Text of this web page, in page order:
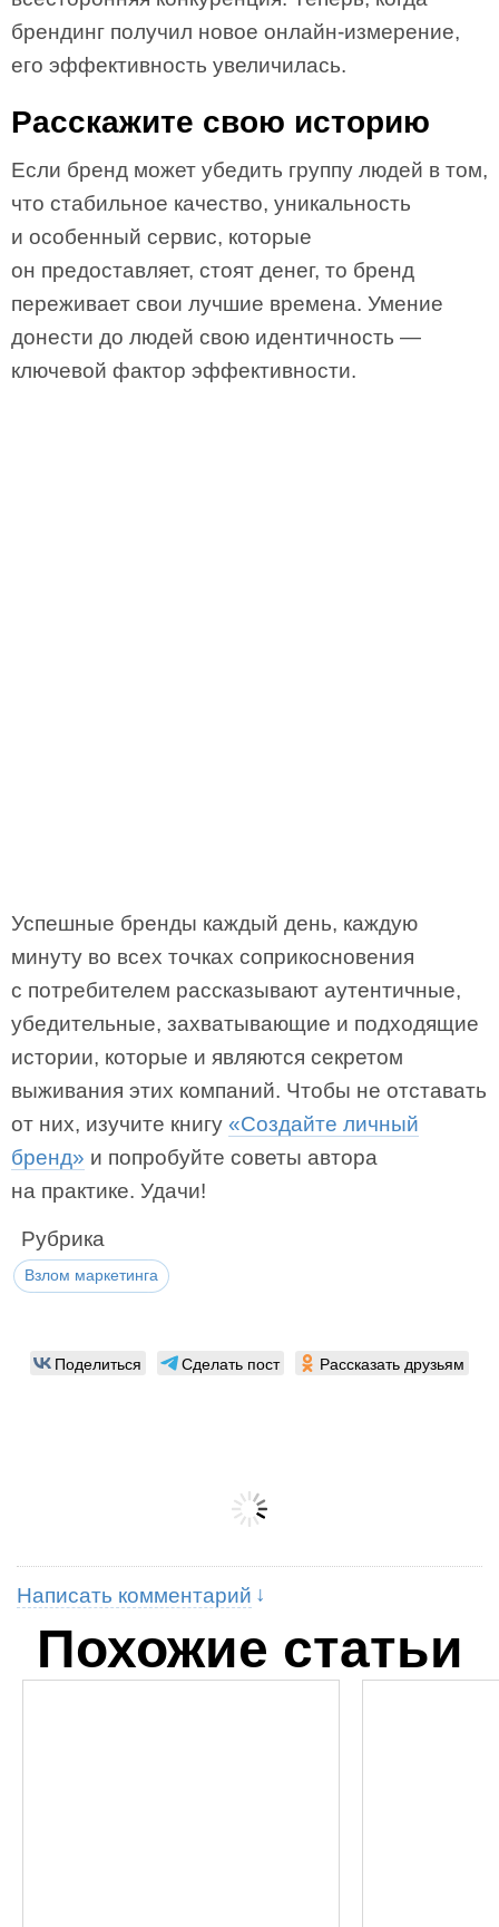
брендинг получил новое онлайн-измерение,
его эффективность увеличилась.
Расскажите свою историю
Если бренд может убедить группу людей в том,
что стабильное качество, уникальность
и особенный сервис, которые
он предоставляет, стоят денег, то бренд
переживает свои лучшие времена. Умение
донести до людей свою идентичность —
ключевой фактор эффективности.
Успешные бренды каждый день, каждую
минуту во всех точках соприкосновения
с потребителем рассказывают аутентичные,
убедительные, захватывающие и подходящие
истории, которые и являются секретом
выживания этих компаний. Чтобы не отставать
от них, изучите книгу «Создайте личный
бренд» и попробуйте советы автора
на практике. Удачи!
Рубрика
Взлом маркетинга
Поделиться Сделать пост Рассказать друзьям
Написать комментарий
Похожие статьи